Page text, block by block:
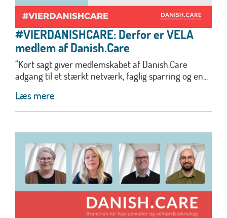
#VIERDANISHCARE: Derfor er VELA
medlem af Danish.Care
“Kort sagt giver medlemskabet af Danish.Care
adgang til et stærkt netværk, faglig sparring og en...
Læs mere